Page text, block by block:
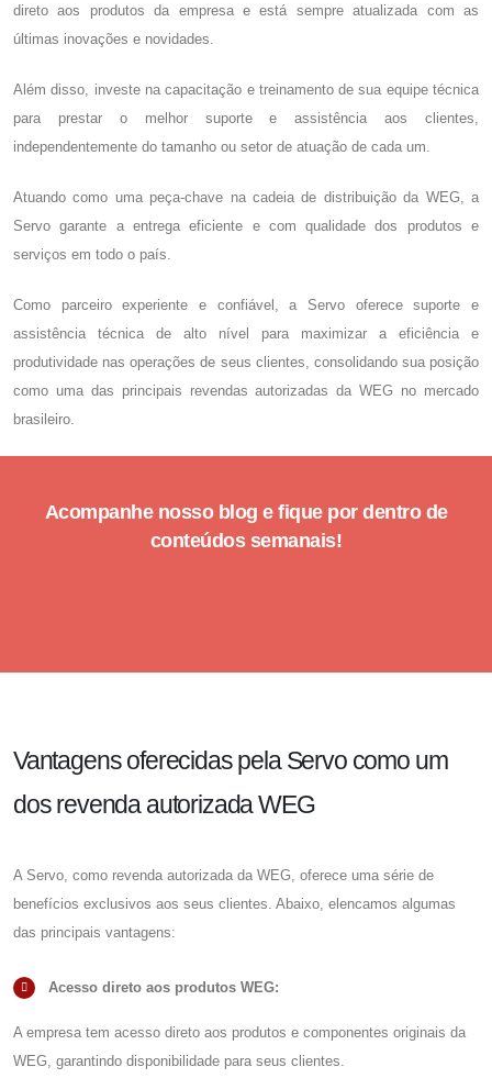
direto aos produtos da empresa e está sempre atualizada com as
últimas inovações e novidades.
Além disso, investe na capacitação e treinamento de sua equipe técnica
para prestar o melhor suporte e assistência aos clientes,
independentemente do tamanho ou setor de atuação de cada um.
Atuando como uma peça-chave na cadeia de distribuição da WEG, a
Servo garante a entrega eficiente e com qualidade dos produtos e
serviços em todo o país.
Como parceiro experiente e confiável, a Servo oferece suporte e
assistência técnica de alto nível para maximizar a eficiência e
produtividade nas operações de seus clientes, consolidando sua posição
como uma das principais revendas autorizadas da WEG no mercado
brasileiro.
Acompanhe nosso blog e fique por dentro de
conteúdos semanais!
Vantagens oferecidas pela Servo como um
dos revenda autorizada WEG
A Servo, como revenda autorizada da WEG, oferece uma série de
benefícios exclusivos aos seus clientes. Abaixo, elencamos algumas
das principais vantagens:
Acesso direto aos produtos WEG:
A empresa tem acesso direto aos produtos e componentes originais da
WEG, garantindo disponibilidade para seus clientes.